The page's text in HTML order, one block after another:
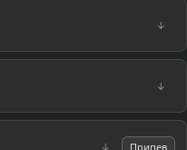
↓
↓
↓ Припев